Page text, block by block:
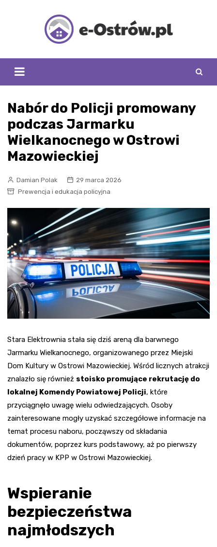
Nabór do Policji promowany
podczas Jarmarku
Wielkanocnego w Ostrowi
Mazowieckiej
Damian Polak
29 marca 2026
Prewencja i edukacja policyjna
Stara Elektrownia stała się dziś areną dla barwnego
Jarmarku Wielkanocnego, organizowanego przez Miejski
Dom Kultury w Ostrowi Mazowieckiej. Wśród licznych atrakcji
znalazło się również stoisko promujące rekrutację do
lokalnej Komendy Powiatowej Policji, które
przyciągnęło uwagę wielu odwiedzających. Osoby
zainteresowane mogły uzyskać szczegółowe informacje na
temat procesu naboru, począwszy od składania
dokumentów, poprzez kurs podstawowy, aż po pierwszy
dzień pracy w KPP w Ostrowi Mazowieckiej.
Wspieranie
bezpieczeństwa
najmłodszych